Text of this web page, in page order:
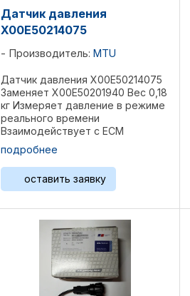
Датчик давления
X00E50214075
Производитель: MTU
Датчик давления X00E50214075
Заменяет X00E50201940 Вес 0,18
кг Измеряет давление в режиме
реального времени
Взаимодействует с ЕСМ
Оригинальная запчасть MTU
Производитель МТУ. Изготовлен
в соответствии с оригинальными
заводскими спецификациями Для
подробнее
оставить заявку